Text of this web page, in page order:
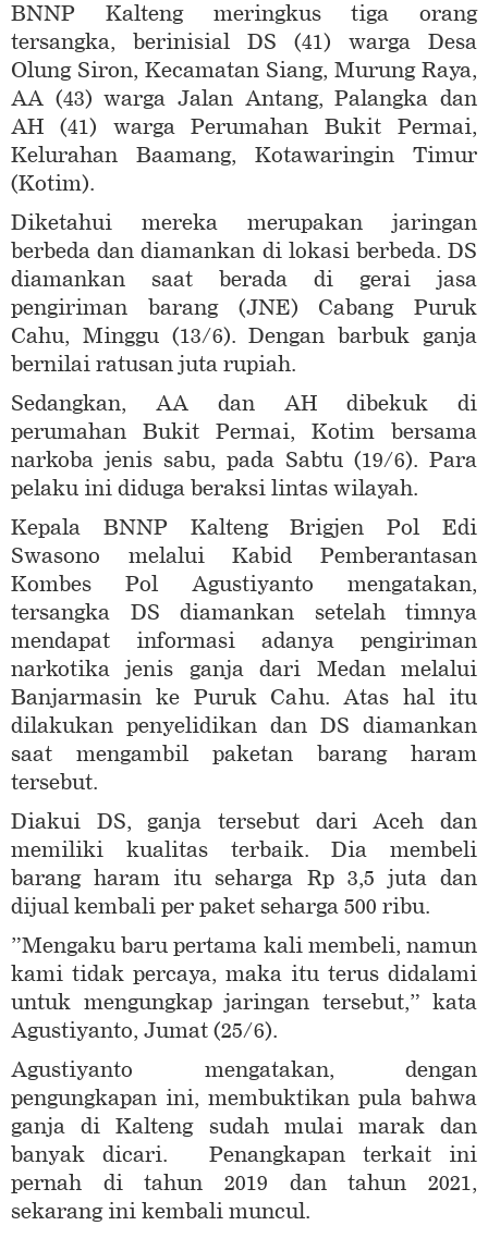
BNNP Kalteng meringkus tiga orang
tersangka, berinisial DS (41) warga Desa
Olung Siron, Kecamatan Siang, Murung Raya,
AA (43) warga Jalan Antang, Palangka dan
AH (41) warga Perumahan Bukit Permai,
Kelurahan Baamang, Kotawaringin Timur
(Kotim).
Diketahui mereka merupakan jaringan
berbeda dan diamankan di lokasi berbeda. DS
diamankan saat berada di gerai jasa
pengiriman barang (JNE) Cabang Puruk
Cahu, Minggu (13/6). Dengan barbuk ganja
bernilai ratusan juta rupiah.
Sedangkan, AA dan AH dibekuk di
perumahan Bukit Permai, Kotim bersama
narkoba jenis sabu, pada Sabtu (19/6). Para
pelaku ini diduga beraksi lintas wilayah.
Kepala BNNP Kalteng Brigjen Pol Edi
Swasono melalui Kabid Pemberantasan
Kombes Pol Agustiyanto mengatakan,
tersangka DS diamankan setelah timnya
mendapat informasi adanya pengiriman
narkotika jenis ganja dari Medan melalui
Banjarmasin ke Puruk Cahu. Atas hal itu
dilakukan penyelidikan dan DS diamankan
saat mengambil paketan barang haram
tersebut.
Diakui DS, ganja tersebut dari Aceh dan
memiliki kualitas terbaik. Dia membeli
barang haram itu seharga Rp 3,5 juta dan
dijual kembali per paket seharga 500 ribu.
”Mengaku baru pertama kali membeli, namun
kami tidak percaya, maka itu terus didalami
untuk mengungkap jaringan tersebut,” kata
Agustiyanto, Jumat (25/6).
Agustiyanto mengatakan, dengan
pengungkapan ini, membuktikan pula bahwa
ganja di Kalteng sudah mulai marak dan
banyak dicari. Penangkapan terkait ini
pernah di tahun 2019 dan tahun 2021,
sekarang ini kembali muncul.